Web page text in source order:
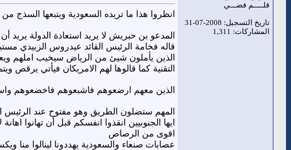
قلـــــم فضـــي
تاريخ التسجيل: 2008-07-31
المشاركات: 1,311
انظروا هذا ما تريده السعودية ويتبعها السذج
المدعو بن حبريش لا يريد استعادة الدولة
قاله فخامة الرئيس القائد عيدروس الزبيدي
الذين يأملون شيئ من الرياض سيخيب املهم
التقنية كما قالوها لهم الامريكان فيأتي يرقص
الذين معهم ارضعوهم فاشبعوهم فاخضعوهم
المهم ستضلون الطريق وهو مفتوح عند الرئيس
ايها الجنوبيين انقذوا انفسكم قبل أن تهانوا
اقوى من الرصاص
عصابات صنعاء والسعودية يهددونا لينالوا منا